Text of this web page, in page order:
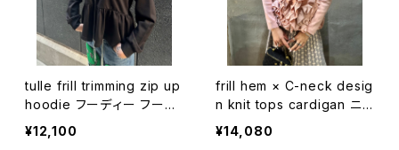
tulle frill trimming zip up
hoodie フーディー フード
チュール フリル ジップアッ
¥12,100
frill hem × C-neck desig
n knit tops cardigan ニッ
ト トップス カーディガン フ
リル Cネック
¥14,080